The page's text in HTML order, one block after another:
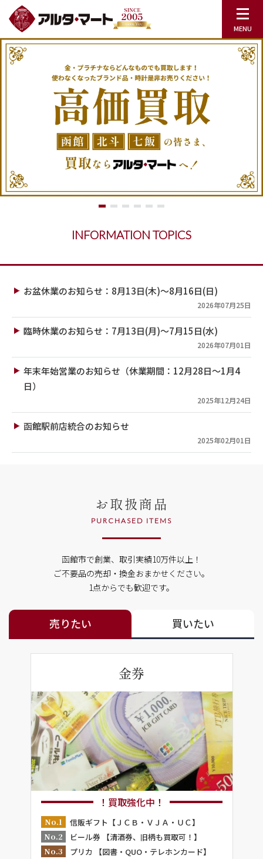
INFORMATION TOPICS
お盆休業のお知らせ：8月13日(木)～8月16日(日)
2026年07月25日
臨時休業のお知らせ：7月13日(月)～7月15日(水)
2026年07月01日
年末年始営業のお知らせ（休業期間：12月28日～1月4
日）
2025年12月24日
函館駅前店統合のお知らせ
2025年02月01日
お取扱商品
PURCHASED ITEMS
函館市で創業、取引実績10万件以上！
ご不要品の売却・換金おまかせください。
1点からでも歓迎です。
売りたい 買いたい
金券
！買取強化中！
No.1
信販ギフト【ＪＣＢ・ＶＪＡ・ＵＣ】
No.2
ビール券 【清酒券、旧柄も買取可！】
No.3
プリカ 【図書・QUO・テレホンカード】